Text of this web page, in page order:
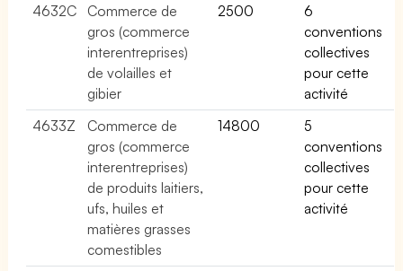
4632C
Commerce de
gros (commerce
interentreprises)
de volailles et
gibier
2500
6
conventions
collectives
pour cette
activité
4633Z
Commerce de
gros (commerce
interentreprises)
de produits laitiers,
ufs, huiles et
matières grasses
comestibles
14800
5
conventions
collectives
pour cette
activité